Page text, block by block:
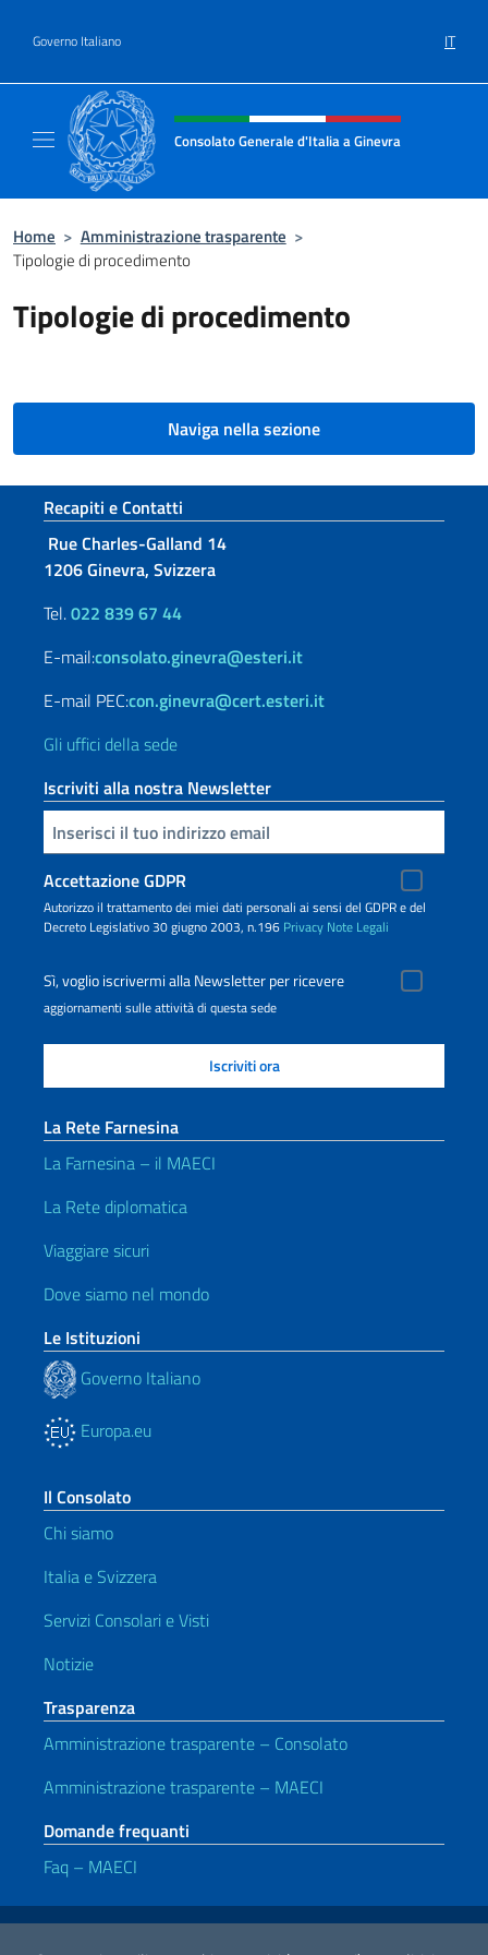
Governo Italiano IT
Intestazione sito, social e menù
Consolato Generale d'Italia a Ginevra
Home > Amministrazione trasparente >
Tipologie di procedimento
Tipologie di procedimento
Naviga nella sezione
Sezione footer
Recapiti e Contatti
Rue Charles-Galland 14
1206 Ginevra, Svizzera
Tel.022 839 67 44
E-mail:consolato.ginevra@esteri.it
E-mail PEC:con.ginevra@cert.esteri.it
Gli uffici della sede
Iscriviti alla nostra Newsletter
Inserisci la tua email
Accettazione GDPR
Autorizzo il trattamento dei miei dati personali ai sensi del GDPR e del
Decreto Legislativo 30 giugno 2003, n.196 Privacy Note Legali
Sì, voglio iscrivermi alla Newsletter per ricevere
aggiornamenti sulle attività di questa sede
La Rete Farnesina
La Farnesina – il MAECI
La Rete diplomatica
Viaggiare sicuri
Dove siamo nel mondo
Le Istituzioni
Governo Italiano
Europa.eu
Il Consolato
Chi siamo
Italia e Svizzera
Servizi Consolari e Visti
Notizie
Trasparenza
Amministrazione trasparente – Consolato
Amministrazione trasparente – MAECI
Domande frequanti
Faq – MAECI
Link Utili